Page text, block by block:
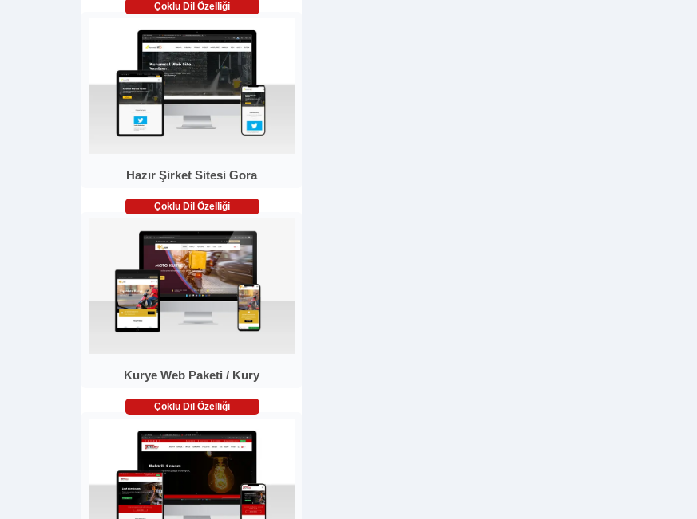
Çoklu Dil Özelliği
Hazır Şirket Sitesi Gora
Çoklu Dil Özelliği
Kurye Web Paketi / Kury
Çoklu Dil Özelliği